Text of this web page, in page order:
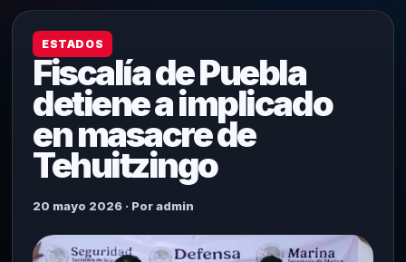
ESTADOS
Fiscalía de Puebla
detiene a implicado
en masacre de
Tehuitzingo
20 mayo 2026 · Por admin